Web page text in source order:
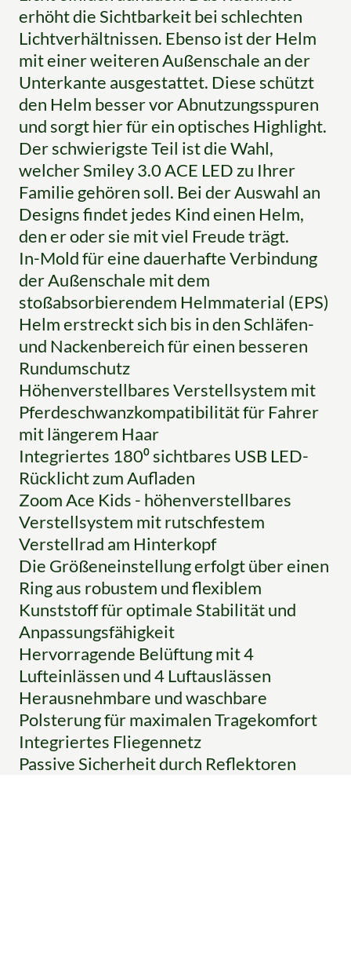
erhöht die Sichtbarkeit bei schlechten
Lichtverhältnissen. Ebenso ist der Helm
mit einer weiteren Außenschale an der
Unterkante ausgestattet. Diese schützt
den Helm besser vor Abnutzungsspuren
und sorgt hier für ein optisches Highlight.
Der schwierigste Teil ist die Wahl,
welcher Smiley 3.0 ACE LED zu Ihrer
Familie gehören soll. Bei der Auswahl an
Designs findet jedes Kind einen Helm,
den er oder sie mit viel Freude trägt.
In-Mold für eine dauerhafte Verbindung
der Außenschale mit dem
stoßabsorbierendem Helmmaterial (EPS)
Helm erstreckt sich bis in den Schläfen-
und Nackenbereich für einen besseren
Rundumschutz
Höhenverstellbares Verstellsystem mit
Pferdeschwanzkompatibilität für Fahrer
mit längerem Haar
Integriertes 180⁰ sichtbares USB LED-
Rücklicht zum Aufladen
Zoom Ace Kids - höhenverstellbares
Verstellsystem mit rutschfestem
Verstellrad am Hinterkopf
Die Größeneinstellung erfolgt über einen
Ring aus robustem und flexiblem
Kunststoff für optimale Stabilität und
Anpassungsfähigkeit
Hervorragende Belüftung mit 4
Lufteinlässen und 4 Luftauslässen
Herausnehmbare und waschbare
Polsterung für maximalen Tragekomfort
Integriertes Fliegennetz
Passive Sicherheit durch Reflektoren